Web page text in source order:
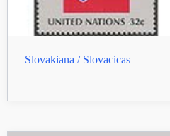
Slovakiana / Slovacicas